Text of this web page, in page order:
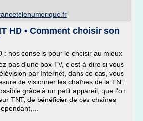
HD • Comment choisir son
: nos conseils pour le choisir au mieux
pas d'une box TV, c'est-à-dire si vous
par Internet, dans ce cas, vous
de visionner les chaînes de la TNT.
grâce à un petit appareil, que l'on
TNT, de bénéficier de ces chaînes